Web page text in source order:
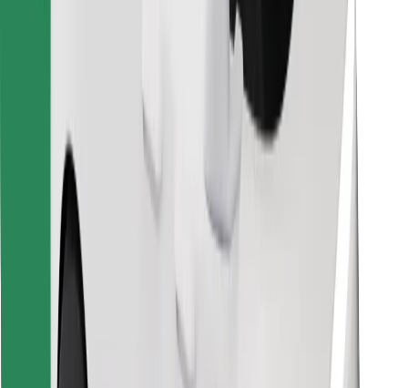
Κατεβάστε την εφαρμογή Bolt Food